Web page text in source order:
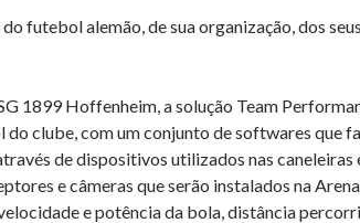
futebol alemão, de sua organização, dos
1899 Hoffenheim, a solução Team
clube, com um conjunto de softwares que
de dispositivos utilizados nas caneleiras
e câmeras que serão instalados na
e potência da bola, distância